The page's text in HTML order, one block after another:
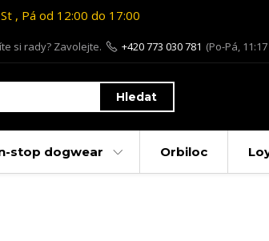
, Pá od 12:00 do 17:00
Hledat
si rady? Zavolejte. +420 773 030 781 (Po-Pá,
stop dogwear Orbiloc